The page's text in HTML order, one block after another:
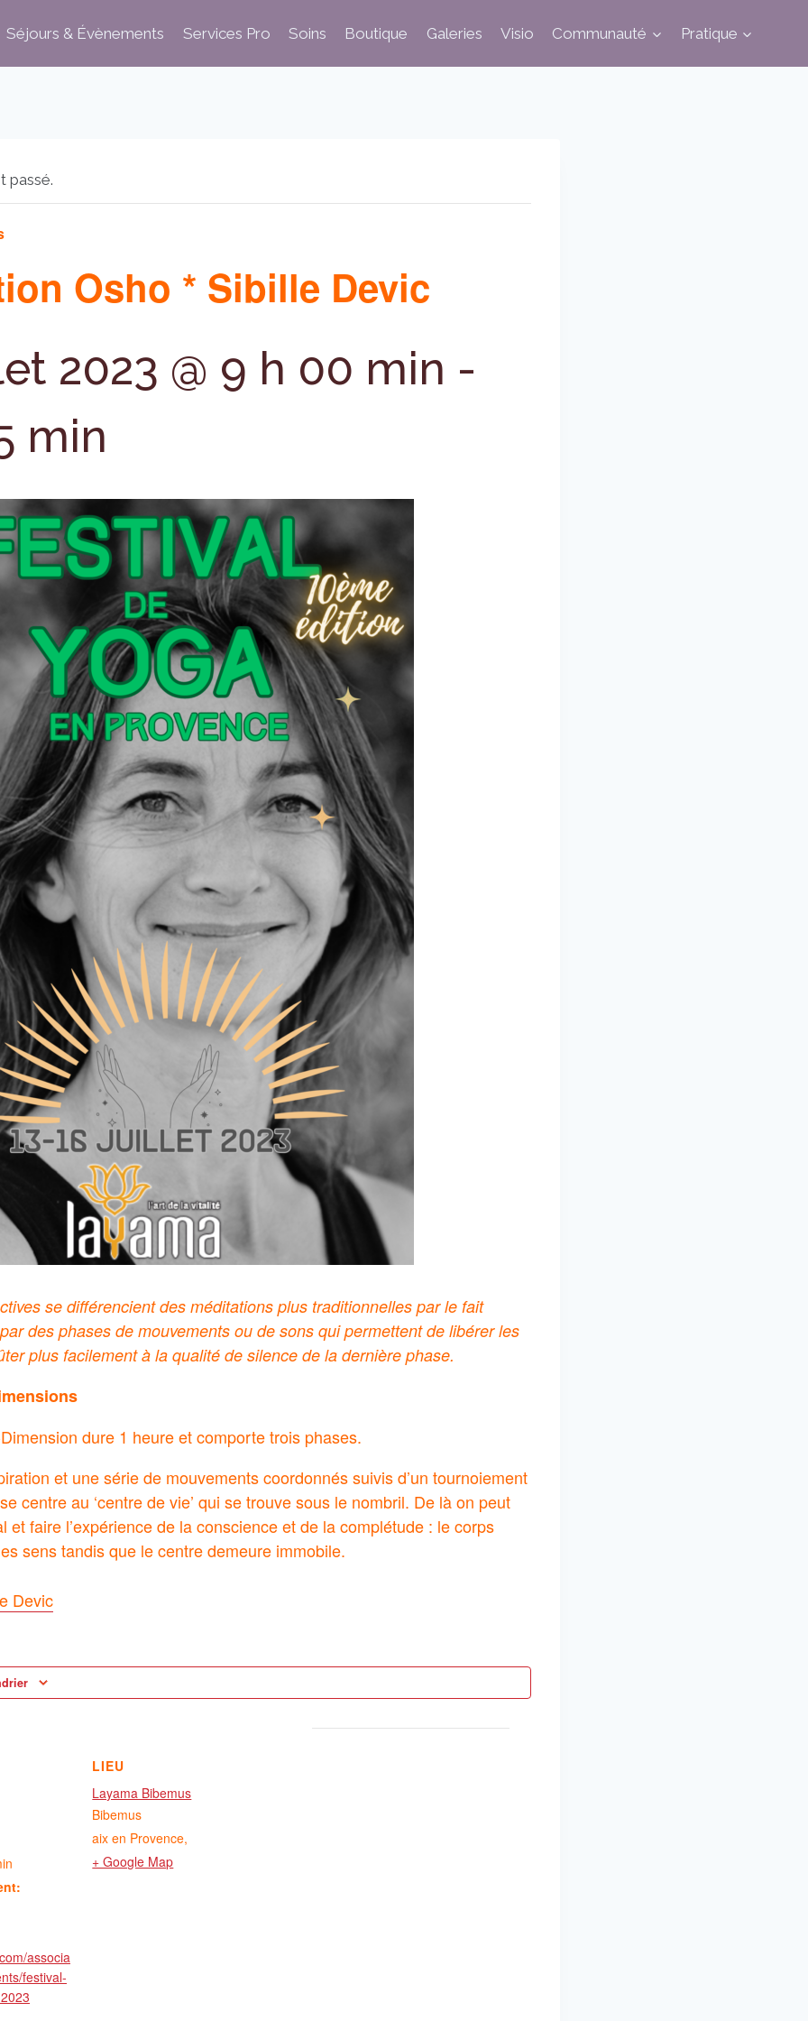
Séjours & Évènements Services Pro Soins Boutique Galeries Visio Communauté Pratique
passé.
Osho * Sibille Devic
2023 @ 9 h 00 min -
min
se différencient des méditations plus traditionnelles par le fait
des phases de mouvements ou de sons qui permettent de libérer les
plus facilement à la qualité de silence de la dernière phase.
dure 1 heure et comporte trois phases.
et une série de mouvements coordonnés suivis d’un tournoiement
centre au ‘centre de vie’ qui se trouve sous le nombril. De là on peut
et faire l’expérience de la conscience et de la complétude : le corps
sens tandis que le centre demeure immobile.
Devic
associa
festival-
LIEU
Layama Bibemus
Bibemus
aix en Provence,
+ Google Map